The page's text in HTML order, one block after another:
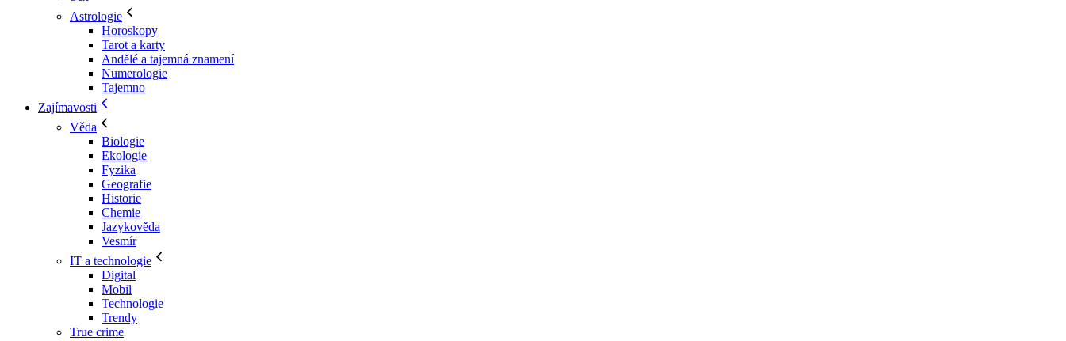
Astrologie
Horoskopy
Tarot a karty
Andělé a tajemná znamení
Numerologie
Tajemno
Zajímavosti
Věda
Biologie
Ekologie
Fyzika
Geografie
Historie
Chemie
Jazykověda
Vesmír
IT a technologie
Digital
Mobil
Technologie
Trendy
True crime